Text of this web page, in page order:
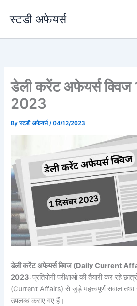
स्टडी अफेयर्स
डेली करेंट अफेयर्स क्विज
2023
Byस्टडी अफेयर्स/04/12/2023
डेली करेंट अफेयर्स क्विज (Daily Current
2023:प्रतियोगी परीक्षाओं की तैयारी कर रहे
(Current Affairs) से जुड़े महत्त्वपूर्ण सवाल तथा
उपलब्ध कराए गए हैं।